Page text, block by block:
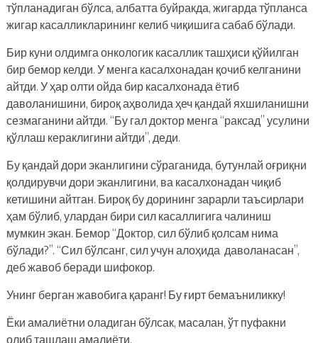
тўпланадиган бўлса, албатта буйракда, жигарда тўпланса
жигар касалликларининг келиб чиқишига сабаб бўлади.
Бир куни олдимга онкологик касаллик ташҳиси қўйилган
бир бемор келди. У менга касалхонадан қочиб келганини
айтди. У ҳар олти ойда бир касалхонада ётиб
даволанишини, бироқ аҳволида ҳеч қандай яхшиланишни
сезмаганини айтди. “Бу гал доктор менга “раксад” усулини
қўллаш кераклигини айтди”, деди.
Бу қандай дори эканлигини сўраганида, бутунлай оғриқни
қолдирувчи дори эканлигини, ва касалхонадан чиқиб
кетишини айтган. Бироқ бу дорининг зарарли таъсирлари
ҳам бўлиб, улардан бири сил касаллигига чалиниш
мумкин экан. Бемор “Доктор, сил бўлиб қолсам нима
бўлади?”. “Сил бўлсанг, сил учун алоҳида даволанасан”,
деб жавоб беради шифокор.
Унинг берган жавобига қаранг! Бу ғирт бемаъниликку!
Ёки амалиётни оладиган бўлсак, масалан, ўт пуфакни
олиб ташлаш амалиёти.